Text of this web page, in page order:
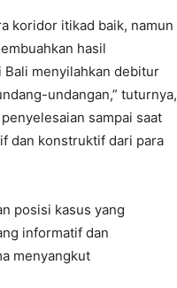
koridor itikad baik, namun
hasil
Bali menyilahkan debitur
undangan,” tuturnya,
sampai saat
dan konstruktif dari para
posisi kasus yang
informatif dan
menyangkut